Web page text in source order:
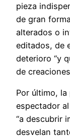
pieza
de gran
alterados o
editados, de
deterioro “y
de
Por último,
espectador
“a descubrir
desvelan